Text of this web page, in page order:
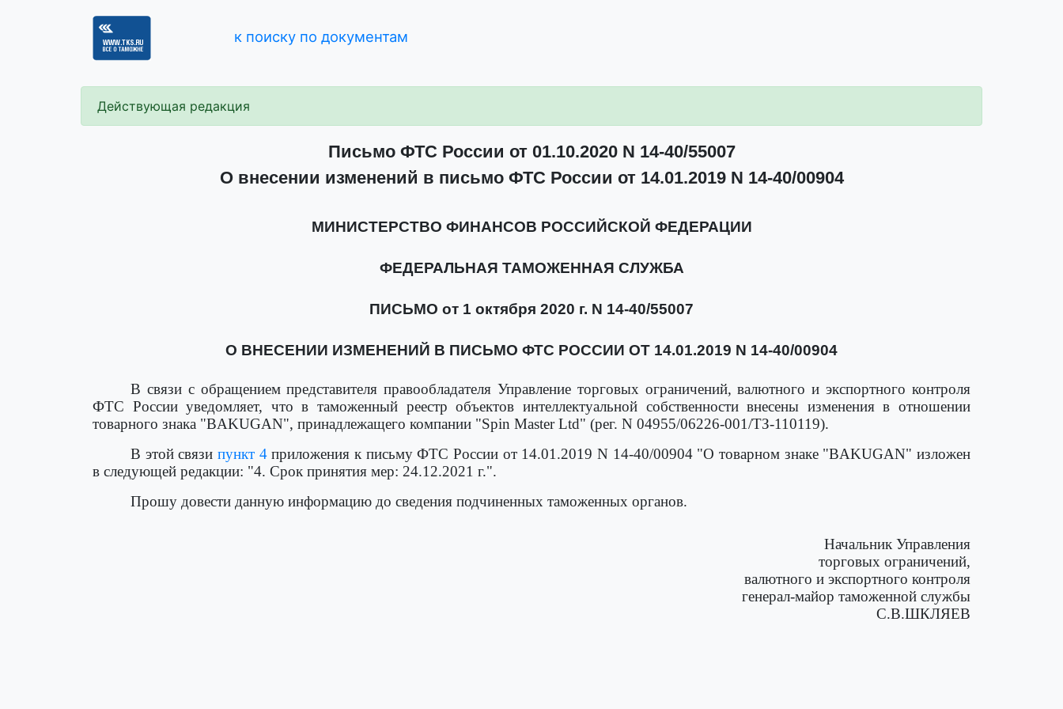
к поиску по документам
Действующая редакция
Письмо ФТС России от 01.10.2020 N 14-40/55007
О внесении изменений в письмо ФТС России от 14.01.2019 N 14-40/00904
МИНИСТЕРСТВО ФИНАНСОВ РОССИЙСКОЙ ФЕДЕРАЦИИ
ФЕДЕРАЛЬНАЯ ТАМОЖЕННАЯ СЛУЖБА
ПИСЬМО от 1 октября 2020 г. N 14-40/55007
О ВНЕСЕНИИ ИЗМЕНЕНИЙ В ПИСЬМО ФТС РОССИИ ОТ 14.01.2019 N 14-40/00904
В связи с обращением представителя правообладателя Управление торговых ограничений, валютного и экспортного контроля
ФТС России уведомляет, что в таможенный реестр объектов интеллектуальной собственности внесены изменения в отношении
товарного знака "BAKUGAN", принадлежащего компании "Spin Master Ltd" (рег. N 04955/06226-001/ТЗ-110119).
В этой связи пункт 4приложения к письму ФТС России от 14.01.2019 N 14-40/00904 "О товарном знаке "BAKUGAN" изложен
в следующей редакции: "4. Срок принятия мер: 24.12.2021 г.".
Прошу довести данную информацию до сведения подчиненных таможенных органов.
Начальник Управления
торговых ограничений,
валютного и экспортного контроля
генерал-майор таможенной службы
С.В.ШКЛЯЕВ